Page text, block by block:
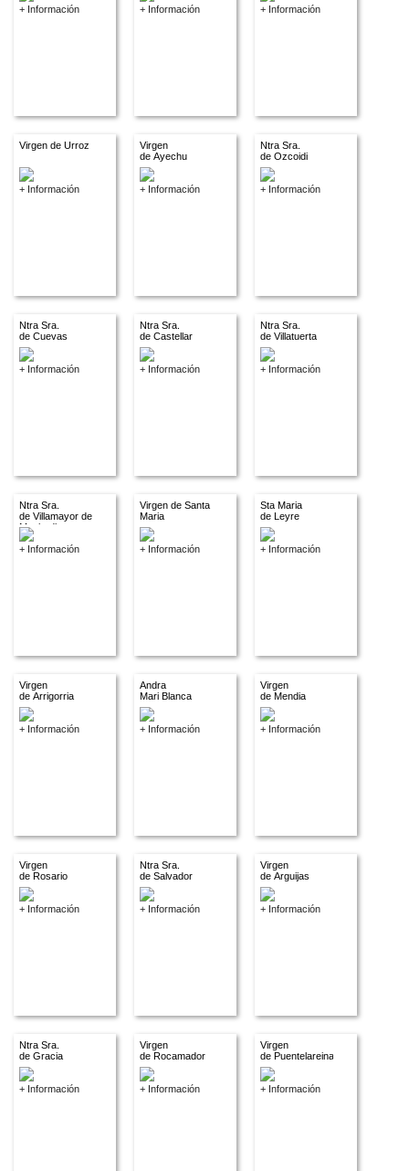
+ Información + Información + Información
Virgen de Urroz
+ Información
Virgen
de Ayechu
+ Información
Ntra Sra.
de Ozcoidi
+ Información
Ntra Sra.
de Cuevas
+ Información
Ntra Sra.
de Castellar
+ Información
Ntra Sra.
de Villatuerta
+ Información
Ntra Sra.
de Villamayor de
Monjardin
+ Información
Virgen de Santa
Maria
+ Información
Sta Maria
de Leyre
+ Información
Virgen
de Arrigorria
+ Información
Andra
Mari Blanca
+ Información
Virgen
de Mendia
+ Información
Virgen
de Rosario
+ Información
Ntra Sra.
de Salvador
+ Información
Virgen
de Arguijas
+ Información
Ntra Sra.
de Gracia
+ Información
Virgen
de Rocamador
+ Información
Virgen
de Puentelareina
+ Información